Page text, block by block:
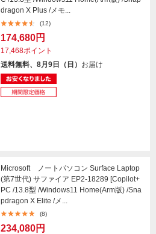
dragon X Plus /メモ...
(12)
174,680円
17,468ポイント
送料無料、8月9日（日） お届け
Microsoft ノートパソコン Surface Laptop
(第7世代) サファイア EP2-18289 [Copilot+
PC /13.8型 /Windows11 Home(Arm版) /Sna
pdragon X Elite /メ...
(8)
234,080円